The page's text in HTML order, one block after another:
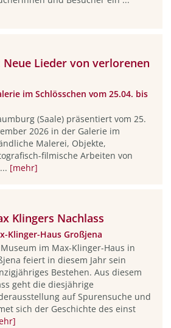
Lieder von verlorenen
im Schlösschen vom 25.04. bis
(Saale) präsentiert vom 25.
2026 in der Galerie im
Malerei, Objekte,
filmische Arbeiten von
[mehr]
Klingers Nachlass
Klinger-Haus Großjena
Museum im Max-Klinger-Haus in
feiert in diesem Jahr sein
Bestehen. Aus diesem
geht die diesjährige
auf Spurensuche und
sich der Geschichte des einst